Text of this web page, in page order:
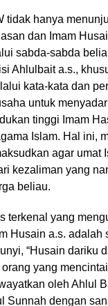
tidak hanya
dan Imam
sabda-sabda
Ahlulbait a.s.,
kata-kata dan
untuk
tinggi Imam
Islam. Hal ini,
agar umat
kezaliman yang
beliau.
terkenal yang
Husain a.s. adalah
“Husain dariku
yang
oleh Ahlul
Sunnah dengan